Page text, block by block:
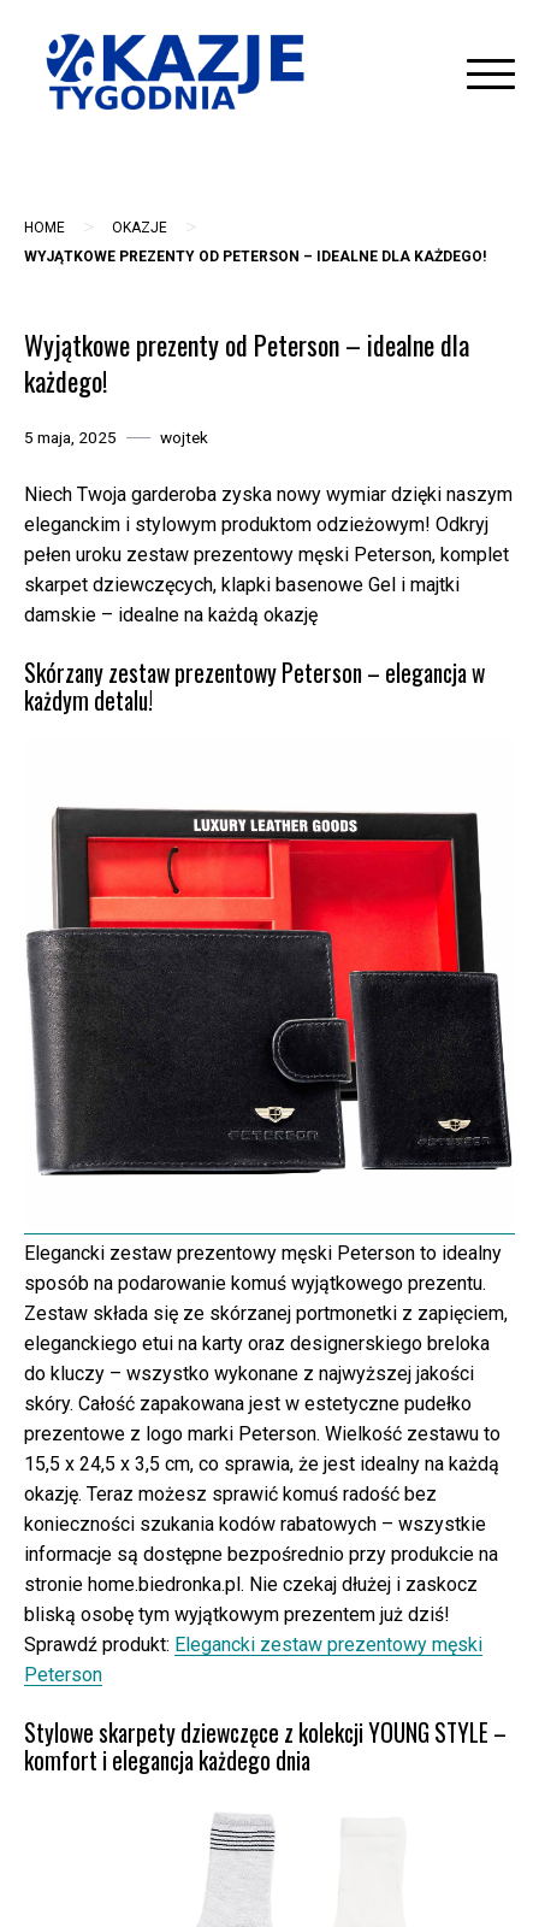
content
HOME > OKAZJE >
WYJĄTKOWE PREZENTY OD PETERSON – IDEALNE DLA KAŻDEGO!
Wyjątkowe prezenty od Peterson – idealne dla
każdego!
5 maja, 2025 wojtek
Niech Twoja garderoba zyska nowy wymiar dzięki naszym
eleganckim i stylowym produktom odzieżowym! Odkryj
pełen uroku zestaw prezentowy męski Peterson, komplet
skarpet dziewczęcych, klapki basenowe Gel i majtki
damskie – idealne na każdą okazję
Skórzany zestaw prezentowy Peterson – elegancja w
każdym detalu!
Elegancki zestaw prezentowy męski Peterson to idealny
sposób na podarowanie komuś wyjątkowego prezentu.
Zestaw składa się ze skórzanej portmonetki z zapięciem,
eleganckiego etui na karty oraz designerskiego breloka
do kluczy – wszystko wykonane z najwyższej jakości
skóry. Całość zapakowana jest w estetyczne pudełko
prezentowe z logo marki Peterson. Wielkość zestawu to
15,5 x 24,5 x 3,5 cm, co sprawia, że jest idealny na każdą
okazję. Teraz możesz sprawić komuś radość bez
konieczności szukania kodów rabatowych – wszystkie
informacje są dostępne bezpośrednio przy produkcie na
stronie home.biedronka.pl. Nie czekaj dłużej i zaskocz
bliską osobę tym wyjątkowym prezentem już dziś!
Sprawdź produkt: Elegancki zestaw prezentowy męski
Peterson
Stylowe skarpety dziewczęce z kolekcji YOUNG STYLE –
komfort i elegancja każdego dnia